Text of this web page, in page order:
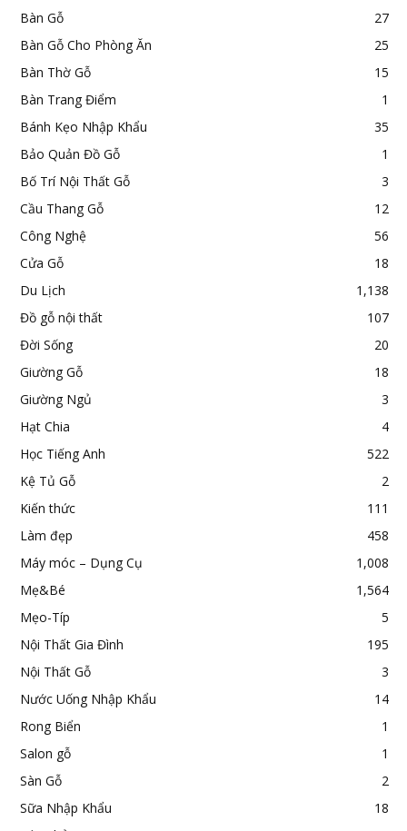
Bàn Gỗ
27
Bàn Gỗ Cho Phòng Ăn
25
Bàn Thờ Gỗ
15
Bàn Trang Điểm
1
Bánh Kẹo Nhập Khẩu
35
Bảo Quản Đồ Gỗ
1
Bố Trí Nội Thất Gỗ
3
Cầu Thang Gỗ
12
Công Nghệ
56
Cửa Gỗ
18
Du Lịch
1,138
Đồ gỗ nội thất
107
Đời Sống
20
Giường Gỗ
18
Giường Ngủ
3
Hạt Chia
4
Học Tiếng Anh
522
Kệ Tủ Gỗ
2
Kiến thức
111
Làm đẹp
458
Máy móc – Dụng Cụ
1,008
Mẹ&Bé
1,564
Mẹo-Típ
5
Nội Thất Gia Đình
195
Nội Thất Gỗ
3
Nước Uống Nhập Khẩu
14
Rong Biển
1
Salon gỗ
1
Sàn Gỗ
2
Sữa Nhập Khẩu
18